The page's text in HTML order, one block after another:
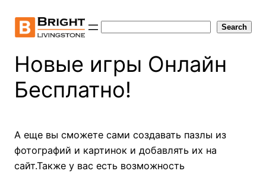
content
Search
Новые игры Онлайн
Бесплатно!
А еще вы сможете сами создавать пазлы из
фотографий и картинок и добавлять их на
сайт.Также у вас есть возможность